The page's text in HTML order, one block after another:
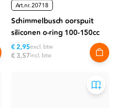
Art.nr.20718
Schimmelbusch oorspuit
siliconen o-ring 100-150cc
€ 2,95excl. btw
€ 3,57incl. btw